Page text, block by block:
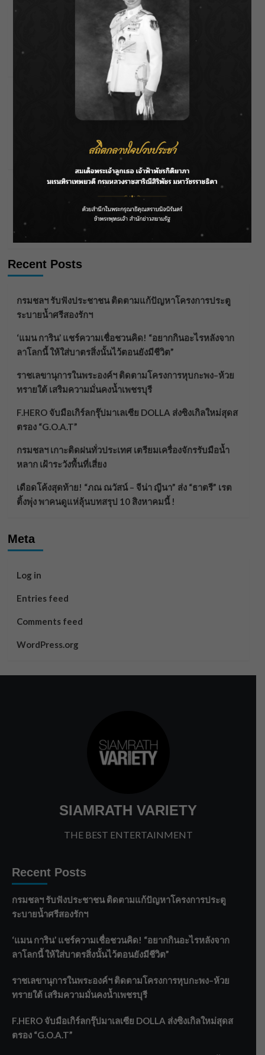
“มหัทธนะ อัมพรพิสิฏฐ์” เอ็มดีธอส.คนใหม่ ดึง
เทคโนโลยี Gen AI – Data – Digital ยกระดับทำงานทุก
มิติ ก้าวใหม่ทำให้คนไทยมีบ้าน
“โทมัส-ก้อง” เสิร์ฟโมเม้นต์ฉลองเปิดตัว Pomelo.
Concept Store แห่งใหม่ที่เมกาบางนา อีเว้นท์สุดพิเศษ
18/01/2026
เมเจอร์ ซีนีเพล็กซ์ กรุ้ป ผนึกพลัง สภากาชาดไทย ชวน
ร่วม “ทำบุญใหญ่รับปีใหม่”บริจาคโลหิตต่อชีวิต 19
Recent Posts
กรมชลฯ รับฟังประชาชน ติดตามแก้ปัญหาโครงการประตู
ระบายน้ำศรีสองรักฯ
‘แมน การิน’ แชร์ความเชื่อชวนคิด! “อยากกินอะไรหลังจาก
ลาโลกนี้ ให้ใส่บาตรสิ่งนั้นไว้ตอนยังมีชีวิต”
ราชเลขานุการในพระองค์ฯ ติดตามโครงการหุบกะพง–ห้วย
ทรายใต้ เสริมความมั่นคงน้ำเพชรบุรี
F.HERO จับมือเกิร์ลกรุ๊ปมาเลเซีย DOLLA ส่งซิงเกิลใหม่สุดส
ตรอง “G.O.A.T”
กรมชลฯ เกาะติดฝนทั่วประเทศ เตรียมเครื่องจักรรับมือน้ำ
หลาก เฝ้าระวังพื้นที่เสี่ยง
เดือดโค้งสุดท้าย! “ภณ ณวัสน์ – จีน่า ญีนา” ส่ง “ธาตรี” เรต
ติ้งพุ่ง พาคนดูแห่ลุ้นบทสรุป 10 สิงหาคมนี้ !
Meta
Log in
Entries feed
Comments feed
WordPress.org
SIAMRATH VARIETY
THE BEST ENTERTAINMENT
Recent Posts
กรมชลฯ รับฟังประชาชน ติดตามแก้ปัญหาโครงการประตู
ระบายน้ำศรีสองรักฯ
‘แมน การิน’ แชร์ความเชื่อชวนคิด! “อยากกินอะไรหลังจาก
ลาโลกนี้ ให้ใส่บาตรสิ่งนั้นไว้ตอนยังมีชีวิต”
ราชเลขานุการในพระองค์ฯ ติดตามโครงการหุบกะพง–ห้วย
ทรายใต้ เสริมความมั่นคงน้ำเพชรบุรี
F.HERO จับมือเกิร์ลกรุ๊ปมาเลเซีย DOLLA ส่งซิงเกิลใหม่สุดส
ตรอง “G.O.A.T”